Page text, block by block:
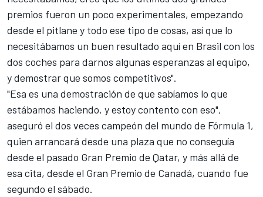
premios fueron un poco experimentales, empezando
desde el pitlane y todo ese tipo de cosas, así que lo
necesitábamos un buen resultado aquí en Brasil con los
dos coches para darnos algunas esperanzas al equipo,
y demostrar que somos competitivos".
"Esa es una demostración de que sabíamos lo que
estábamos haciendo, y estoy contento con eso",
aseguró el dos veces campeón del mundo de Fórmula 1,
quien arrancará desde una plaza que no conseguía
desde el pasado Gran Premio de Qatar, y más allá de
esa cita, desde el Gran Premio de Canadá, cuando fue
segundo el sábado.